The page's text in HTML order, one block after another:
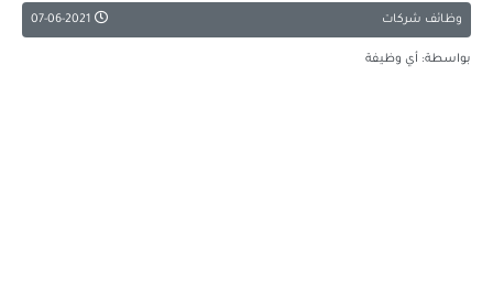
وظائف شركات
بواسطة: أي وظيفة